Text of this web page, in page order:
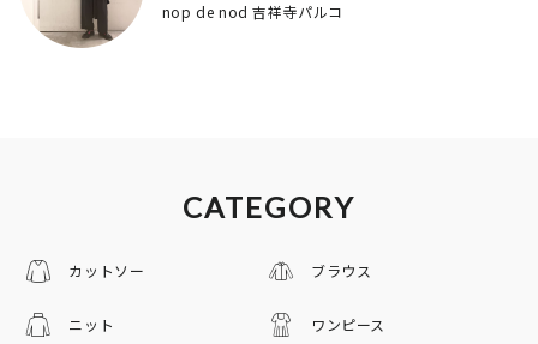
nop de nod 吉祥寺パルコ
CATEGORY
カットソー ブラウス
ニット ワンピース